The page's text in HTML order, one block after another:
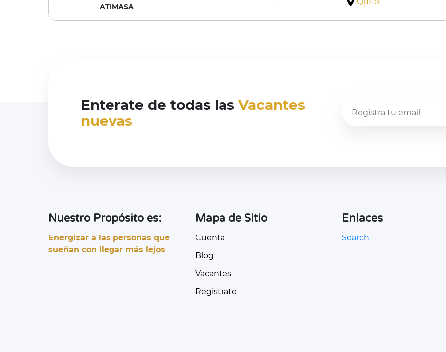
ATIMASA
Quito
Enterate de todas las Vacantes
nuevas
Nuestro Propósito es:
Energizar a las personas que
sueñan con llegar más lejos
Mapa de Sitio
Cuenta
Blog
Vacantes
Registrate
Enlaces
Search